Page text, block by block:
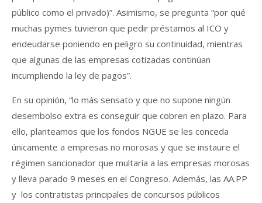
público como el privado)”. Asimismo, se pregunta “por qué
muchas pymes tuvieron que pedir préstamos al ICO y
endeudarse poniendo en peligro su continuidad, mientras
que algunas de las empresas cotizadas continúan
incumpliendo la ley de pagos”.
En su opinión, “lo más sensato y que no supone ningún
desembolso extra es conseguir que cobren en plazo. Para
ello, planteamos que los fondos NGUE se les conceda
únicamente a empresas no morosas y que se instaure el
régimen sancionador que multaría a las empresas morosas
y lleva parado 9 meses en el Congreso. Además, las AA.PP
y los contratistas principales de concursos públicos